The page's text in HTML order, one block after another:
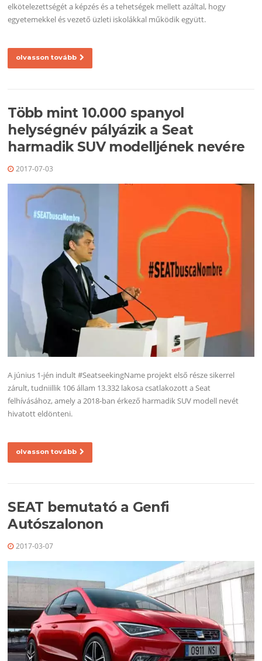
elkötelezettségét a képzés és a tehetségek mellett azáltal, hogy
egyetemekkel és vezető üzleti iskolákkal működik együtt.
olvasson tovább
Több mint 10.000 spanyol
helységnév pályázik a Seat
harmadik SUV modelljének nevére
2017-07-03
A június 1-jén indult #SeatseekingName projekt első része sikerrel
zárult, tudniillik 106 állam 13.332 lakosa csatlakozott a Seat
felhívásához, amely a 2018-ban érkező harmadik SUV modell nevét
hivatott eldönteni.
olvasson tovább
SEAT bemutató a Genfi
Autószalonon
2017-03-07